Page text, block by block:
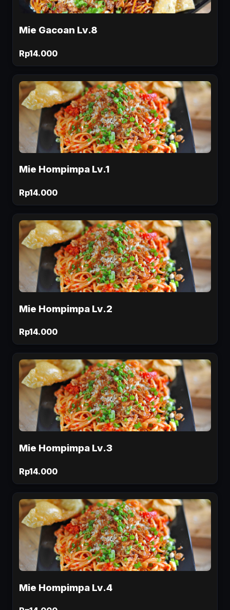
Mie Gacoan Lv.8
Rp14.000
Mie Hompimpa Lv.1
Rp14.000
Mie Hompimpa Lv.2
Rp14.000
Mie Hompimpa Lv.3
Rp14.000
Mie Hompimpa Lv.4